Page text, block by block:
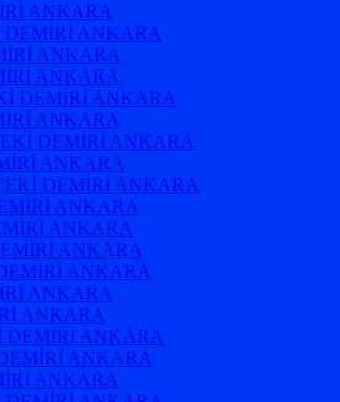
ANKARA
DEMİRİ ANKARA
ANKARA
ANKARA
DEMİRİ ANKARA
ANKARA
DEMİRİ ANKARA
ANKARA
DEMİRİ ANKARA
ANKARA
ANKARA
ANKARA
ANKARA
ANKARA
ANKARA
ANKARA
ANKARA
ANKARA